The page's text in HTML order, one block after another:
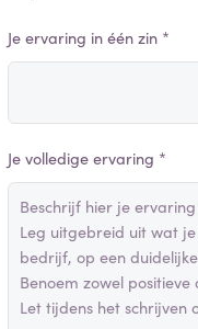
Je ervaring in één zin *
Je volledige ervaring *